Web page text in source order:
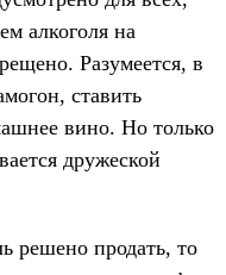
алкоголя на
Разумеется, в
ставить
вино. Но только
дружеской
решено продать, то